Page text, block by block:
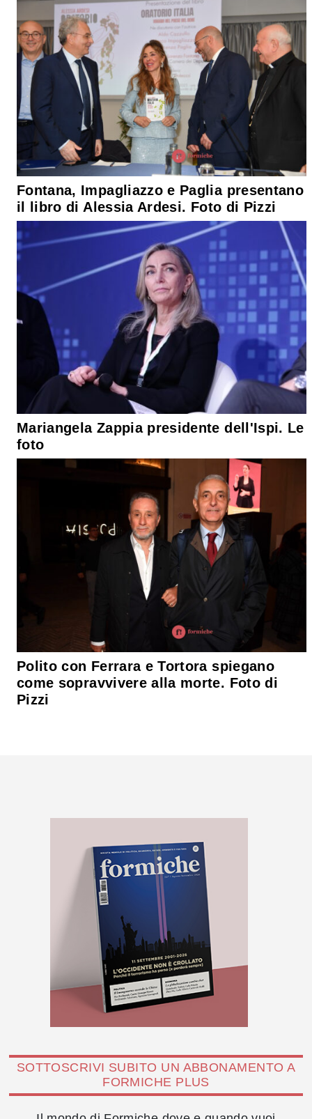
Fontana, Impagliazzo e Paglia presentano
il libro di Alessia Ardesi. Foto di Pizzi
Mariangela Zappia presidente dell'Ispi. Le
foto
Polito con Ferrara e Tortora spiegano
come sopravvivere alla morte. Foto di
Pizzi
SOTTOSCRIVI SUBITO UN ABBONAMENTO A
FORMICHE PLUS